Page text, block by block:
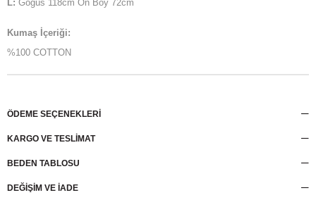
L: Göğüs 118cm Ön Boy 72cm
Kumaş İçeriği:
%100 COTTON
ÖDEME SEÇENEKLERI
KARGO VE TESLİMAT
BEDEN TABLOSU
DEĞİŞİM VE İADE